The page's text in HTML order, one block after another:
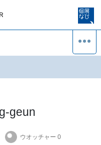
geun
ウオッチャー 0